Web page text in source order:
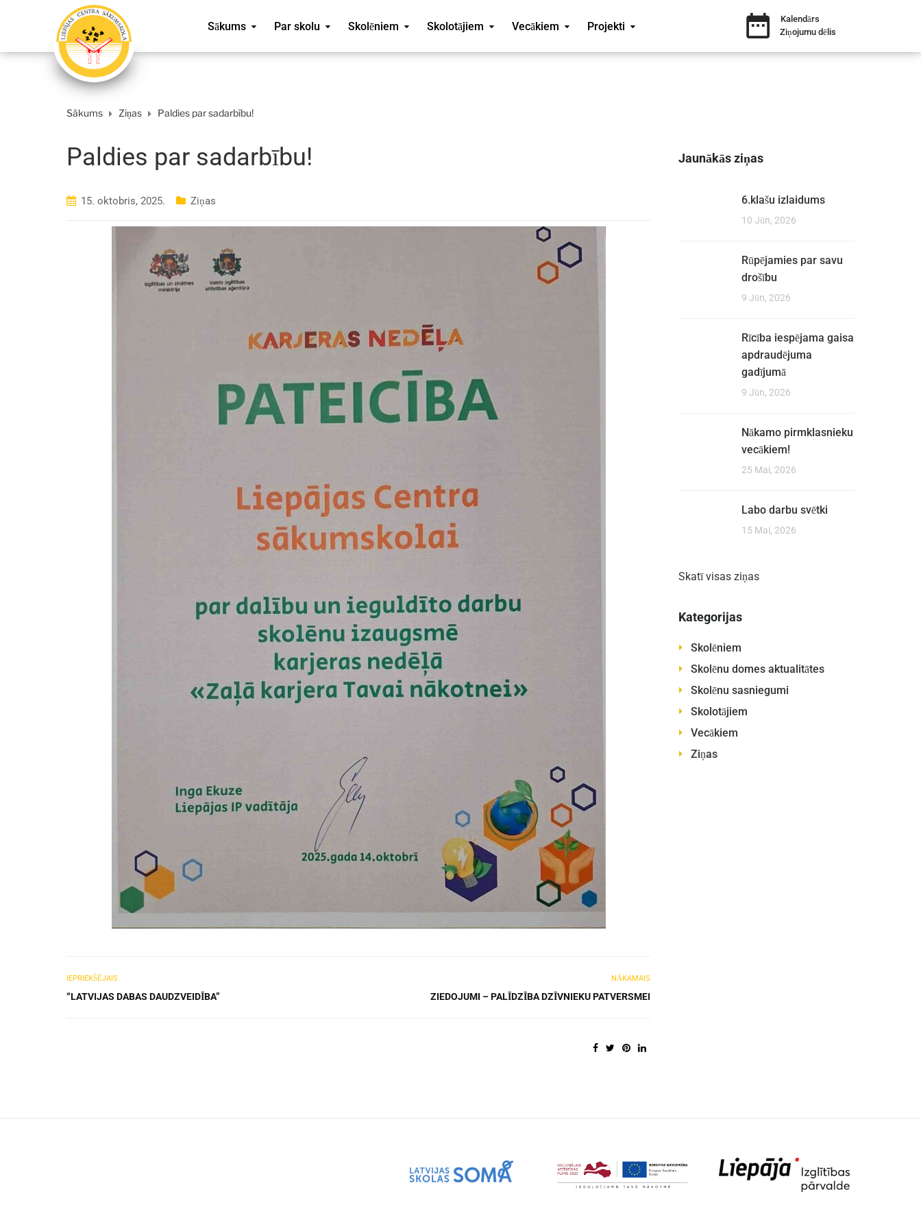
Sākums Par skolu Skolēniem Skolotājiem Vecākiem Projekti
Kalendārs
Ziņojumu dēlis
Sākums Ziņas Paldies par sadarbību!
Paldies par sadarbību!
15. oktobris, 2025. Ziņas
IEPRIEKŠĒJAIS
“LATVIJAS DABAS DAUDZVEIDĪBA”
NĀKAMAIS
ZIEDOJUMI – PALĪDZĪBA DZĪVNIEKU PATVERSMEI
Jaunākās ziņas
6.klašu izlaidums
10 Jūn, 2026
Rūpējamies par savu
drošību
9 Jūn, 2026
Rīcība iespējama gaisa
apdraudējuma
gadījumā
9 Jūn, 2026
Nākamo pirmklasnieku
vecākiem!
25 Mai, 2026
Labo darbu svētki
15 Mai, 2026
Skatī visas ziņas
Kategorijas
Skolēniem
Skolēnu domes aktualitātes
Skolēnu sasniegumi
Skolotājiem
Vecākiem
Ziņas